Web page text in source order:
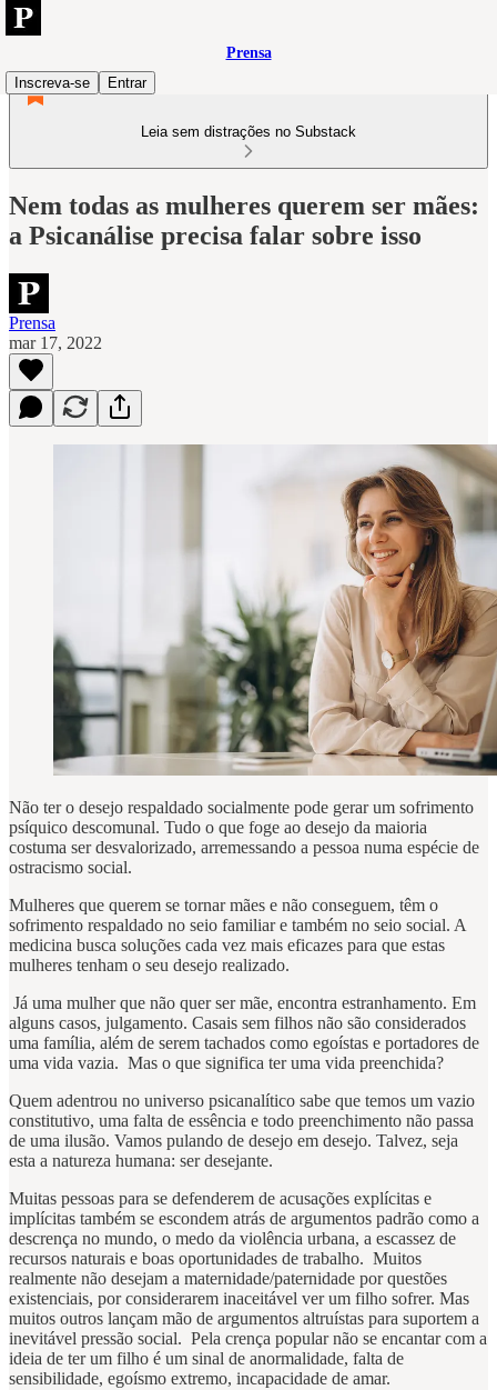
Prensa
Inscreva-se
Entrar
Leia sem distrações no Substack
Nem todas as mulheres querem ser mães:
a Psicanálise precisa falar sobre isso
Prensa
mar 17, 2022
Não ter o desejo respaldado socialmente pode gerar um sofrimento
psíquico descomunal. Tudo o que foge ao desejo da maioria
costuma ser desvalorizado, arremessando a pessoa numa espécie de
ostracismo social.
Mulheres que querem se tornar mães e não conseguem, têm o
sofrimento respaldado no seio familiar e também no seio social. A
medicina busca soluções cada vez mais eficazes para que estas
mulheres tenham o seu desejo realizado.
Já uma mulher que não quer ser mãe, encontra estranhamento. Em
alguns casos, julgamento. Casais sem filhos não são considerados
uma família, além de serem tachados como egoístas e portadores de
uma vida vazia. Mas o que significa ter uma vida preenchida?
Quem adentrou no universo psicanalítico sabe que temos um vazio
constitutivo, uma falta de essência e todo preenchimento não passa
de uma ilusão. Vamos pulando de desejo em desejo. Talvez, seja
esta a natureza humana: ser desejante.
Muitas pessoas para se defenderem de acusações explícitas e
implícitas também se escondem atrás de argumentos padrão como a
descrença no mundo, o medo da violência urbana, a escassez de
recursos naturais e boas oportunidades de trabalho. Muitos
realmente não desejam a maternidade/paternidade por questões
existenciais, por considerarem inaceitável ver um filho sofrer. Mas
muitos outros lançam mão de argumentos altruístas para suportem a
inevitável pressão social. Pela crença popular não se encantar com a
ideia de ter um filho é um sinal de anormalidade, falta de
sensibilidade, egoísmo extremo, incapacidade de amar.